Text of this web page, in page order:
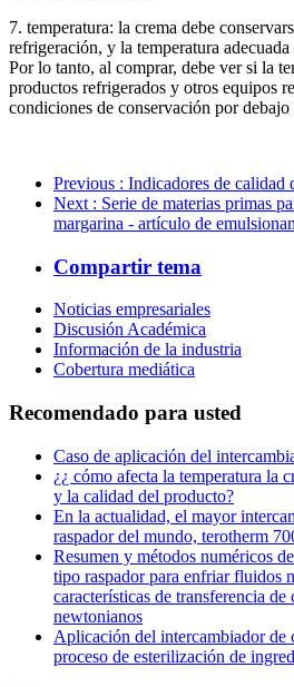
7. temperatura: la crema debe
refrigeración, y la temperatura
Por lo tanto, al comprar, debe ver si la
productos refrigerados y otros equipos
condiciones de conservación por debajo
Previous : Indicadores de calidad
Next : Serie de materias primas
margarina - artículo de
Compartir tema
Noticias empresariales
Discusión Académica
Información de la industria
Cobertura mediática
Recomendado para usted
Caso de aplicación del
¿¿ cómo afecta la temperatura la
y la calidad del producto?
En la actualidad, el mayor
raspador del mundo, terotherm
Resumen y métodos numéricos
tipo raspador para enfriar fluidos
características de transferencia
newtonianos
Aplicación del intercambiador de
proceso de esterilización de